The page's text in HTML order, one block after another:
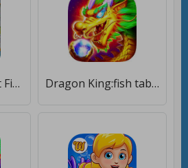
Mahjong Connect Fish World [Бесплатные покупки] Dragon King:fish table games [Бесплатные покупки]